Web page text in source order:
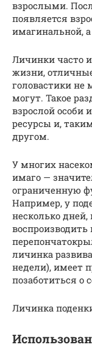
взрослыми.
появляется
имагинальной,
Личинки часто
жизни,
головастики не
могут. Такое
взрослой особи
ресурсы и,
другом.
У многих
имаго —
ограниченную
Например, у
несколько
личинка
недели), имеет
позаботиться о
Личинка